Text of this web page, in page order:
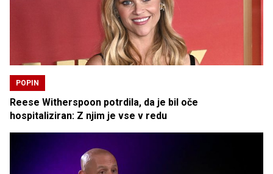
POPIN
Reese Witherspoon potrdila, da je bil oče
hospitaliziran: Z njim je vse v redu